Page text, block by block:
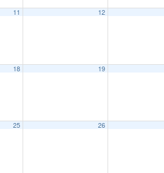
11 12
18 19
25 26